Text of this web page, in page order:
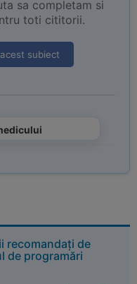
sa completam si
toti cititorii.
subiect
recomandați de
de programări